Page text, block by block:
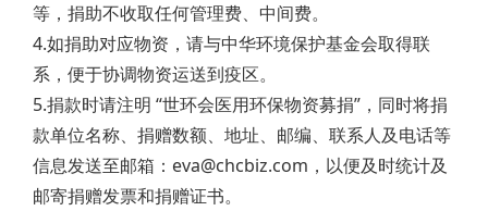
等，捐助不收取任何管理费、中间费。
4.如捐助对应物资，请与中华环境保护基金会取得联
系，便于协调物资运送到疫区。
5.捐款时请注明 “世环会医用环保物资募捐”，同时将捐
款单位名称、捐赠数额、地址、邮编、联系人及电话等
信息发送至邮箱：eva@chcbiz.com，以便及时统计及
邮寄捐赠发票和捐赠证书。